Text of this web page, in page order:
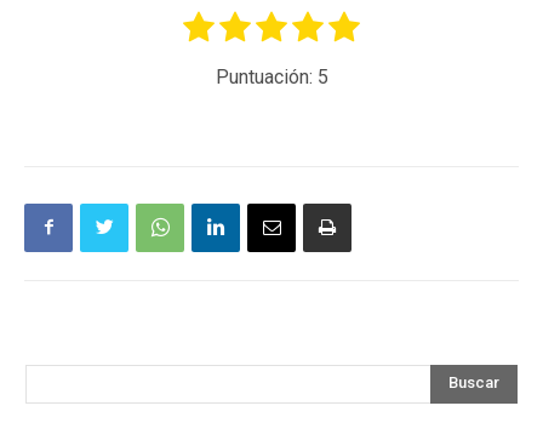
Puntuación: 5
Buscar